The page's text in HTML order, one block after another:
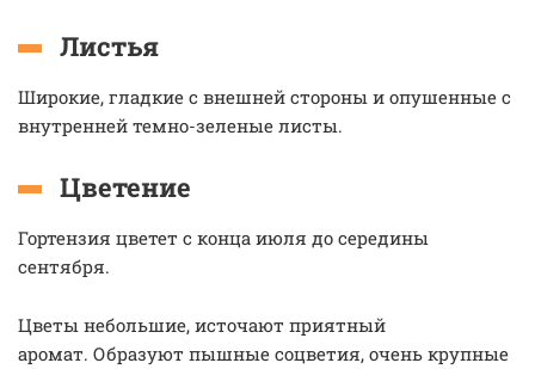
Листья
Широкие, гладкие с внешней стороны и опушенные с
внутренней темно-зеленые листы.
Цветение
Гортензия цветет с конца июля до середины
сентября.
Цветы небольшие, источают приятный
аромат. Образуют пышные соцветия, очень крупные